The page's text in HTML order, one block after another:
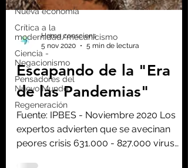
Nueva economía
Crítica a la
modernidad/mecanicismo
Ciencia -
Negacionismo
Pensadores del
Nuevo Mundo
RegeneraciónHomo consciens
5 nov 2020
5 min de lectura
Escapando de la "Era